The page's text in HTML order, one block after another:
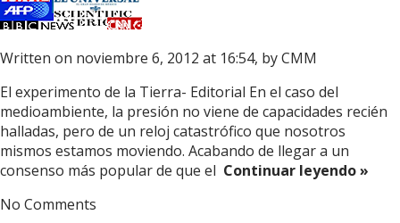
Written on noviembre 6, 2012 at 16:54, byCMM
El experimento de la Tierra- Editorial En el caso del
medioambiente, la presión no viene de capacidades recién
halladas, pero de un reloj catastrófico que nosotros
mismos estamos moviendo. Acabando de llegar a un
consenso más popular de que el Continuar leyendo »
No Comments